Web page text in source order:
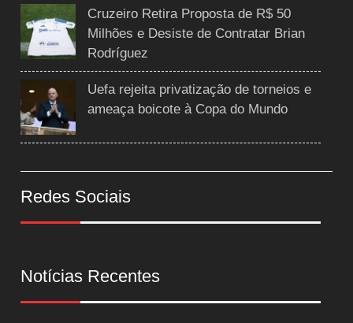
Cruzeiro Retira Proposta de R$ 50
Milhões e Desiste de Contratar Brian
Rodríguez
Uefa rejeita privatização de torneios e
ameaça boicote à Copa do Mundo
Redes Sociais
Notícias Recentes